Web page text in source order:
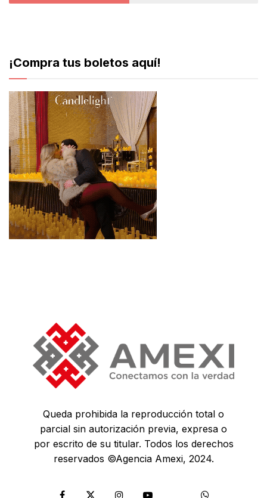
¡Compra tus boletos aquí!
Queda prohibida la reproducción total o
parcial sin autorización previa, expresa o
por escrito de su titular. Todos los derechos
reservados ©Agencia Amexi, 2024.